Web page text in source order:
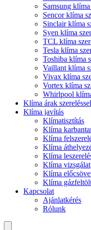
Samsung klíma
Sencor klíma
Sinclair klíma
Syen klíma
TCL klíma
Tesla klíma
Toshiba klíma
Vaillant klíma
Vivax klíma
Vortex klíma
Whirlpool
Klíma árak szereléssel
Klíma javítás
Klímatisztítás
Klíma
Klíma
Klíma
Klíma
Klíma vizsgálat
Klíma
Klíma
Kapcsolat
Ajánlatkérés
Rólunk